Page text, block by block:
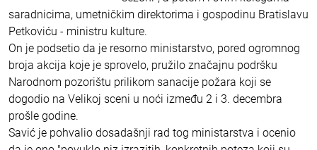
saradnicima, umetničkim direktorima i gospodinu Bratislavu
Petkoviću - ministru kulture.
On je podsetio da je resorno ministarstvo, pored ogromnog
broja akcija koje je sprovelo, pružilo značajnu podršku
Narodnom pozorištu prilikom sanacije požara koji se
dogodio na Velikoj sceni u noći između 2 i 3. decembra
prošle godine.
Savić je pohvalio dosadašnji rad tog ministarstva i ocenio